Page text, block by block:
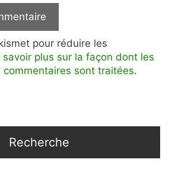
pour réduire les
savoir plus sur la façon dont les
sont traitées.
Recherche